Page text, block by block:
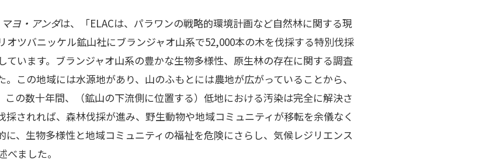
ヨ・アンダは、「ELACは、パラワンの戦略的環境計画など自然林に関する現
オツバニッケル鉱山社にブランジャオ山系で52,000本の木を伐採する特別伐採
ています。ブランジャオ山系の豊かな生物多様性、原生林の存在に関する調査
この地域には水源地があり、山のふもとには農地が広がっていることから、
この数十年間、（鉱山の下流側に位置する）低地における汚染は完全に解決さ
採されれば、森林伐採が進み、野生動物や地域コミュニティが移転を余儀なく
に、生物多様性と地域コミュニティの福祉を危険にさらし、気候レジリエンス
ました。